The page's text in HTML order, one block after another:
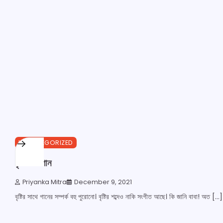
1 min read 0
UNCATEGORIZED
বৃষ্টি আর গান
Priyanka Mitra December 9, 2021
বৃষ্টির সাথে গানের সম্পর্ক বহু পুরোনো। বৃষ্টির শব্দেও নাকি সংগীত আছে। কি জানি বাবা! অত […]